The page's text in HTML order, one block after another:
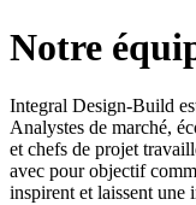
Notre
Integral Design-Build
Analystes de marché,
et chefs de projet
avec pour objectif
inspirent et laissent une